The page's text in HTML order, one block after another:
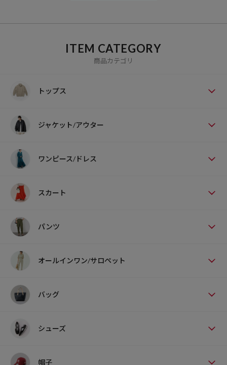
ITEM CATEGORY
商品カテゴリ
トップス
ジャケット/アウター
ワンピース/ドレス
スカート
パンツ
オールインワン/サロペット
バッグ
シューズ
帽子